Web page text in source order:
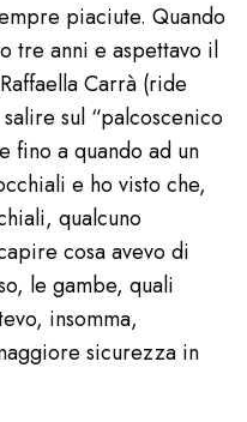
piaciute. Quando
tre anni e aspettavo il
Carrà (ride
sul “palcoscenico
fino a quando ad un
e ho visto che,
qualcuno
cosa avevo di
le gambe, quali
insomma,
sicurezza in